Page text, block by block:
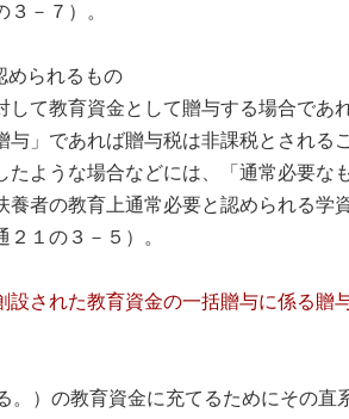
－７）。
られるもの
て教育資金として贈与する場合であ
与」であれば贈与税は非課税とされ
ような場合などには、「通常必要な
者の教育上通常必要と認められる学
１の３－５）。
設された教育資金の一括贈与に係る贈
）の教育資金に充てるためにその直